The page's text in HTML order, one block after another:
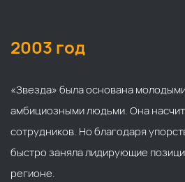
2003 год
«Звезда» была основана
амбициозными людьми. Она
сотрудников. Но благодаря
быстро заняла лидирующие
регионе.